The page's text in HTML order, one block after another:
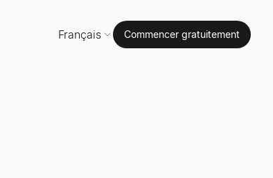
Français Commencer gratuitement